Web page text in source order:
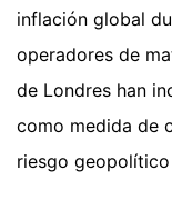
inflación global
operadores de
de Londres han
como medida de
riesgo